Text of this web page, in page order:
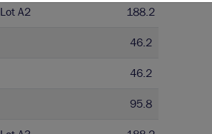
Lot A2 188.2
46.2
46.2
95.8